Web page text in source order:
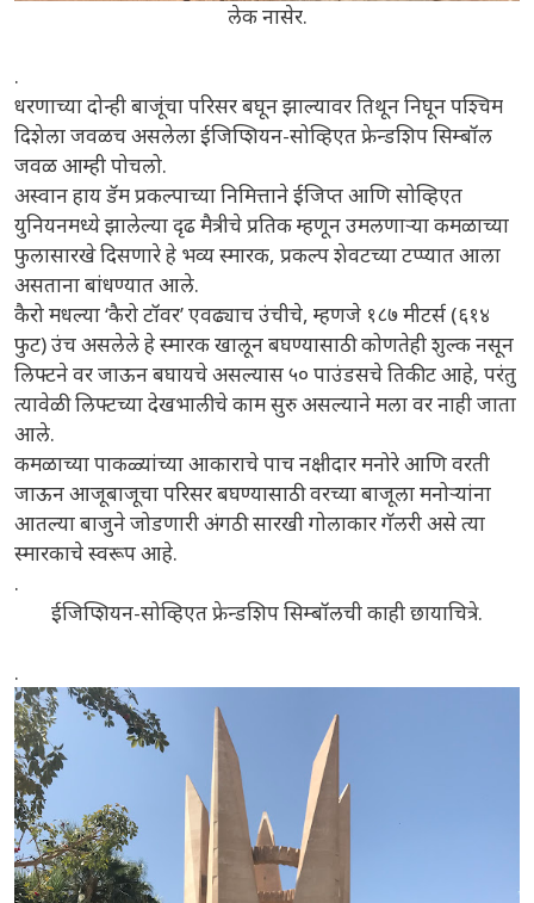
लेक नासेर.
.
धरणाच्या दोन्ही बाजूंचा परिसर बघून झाल्यावर तिथून निघून पश्चिम
दिशेला जवळच असलेला ईजिप्शियन-सोव्हिएत फ्रेन्डशिप सिम्बॉल
जवळ आम्ही पोचलो.
अस्वान हाय डॅम प्रकल्पाच्या निमित्ताने ईजिप्त आणि सोव्हिएत
युनियनमध्ये झालेल्या दृढ मैत्रीचे प्रतिक म्हणून उमलणाऱ्या कमळाच्या
फुलासारखे दिसणारे हे भव्य स्मारक, प्रकल्प शेवटच्या टप्प्यात आला
असताना बांधण्यात आले.
कैरो मधल्या ‘कैरो टॉवर’ एवढ्याच उंचीचे, म्हणजे १८७ मीटर्स (६१४
फुट) उंच असलेले हे स्मारक खालून बघण्यासाठी कोणतेही शुल्क नसून
लिफ्टने वर जाऊन बघायचे असल्यास ५० पाउंडसचे तिकीट आहे, परंतु
त्यावेळी लिफ्टच्या देखभालीचे काम सुरु असल्याने मला वर नाही जाता
आले.
कमळाच्या पाकळ्यांच्या आकाराचे पाच नक्षीदार मनोरे आणि वरती
जाऊन आजूबाजूचा परिसर बघण्यासाठी वरच्या बाजूला मनोऱ्यांना
आतल्या बाजुने जोडणारी अंगठी सारखी गोलाकार गॅलरी असे त्या
स्मारकाचे स्वरूप आहे.
.
ईजिप्शियन-सोव्हिएत फ्रेन्डशिप सिम्बॉलची काही छायाचित्रे.
.